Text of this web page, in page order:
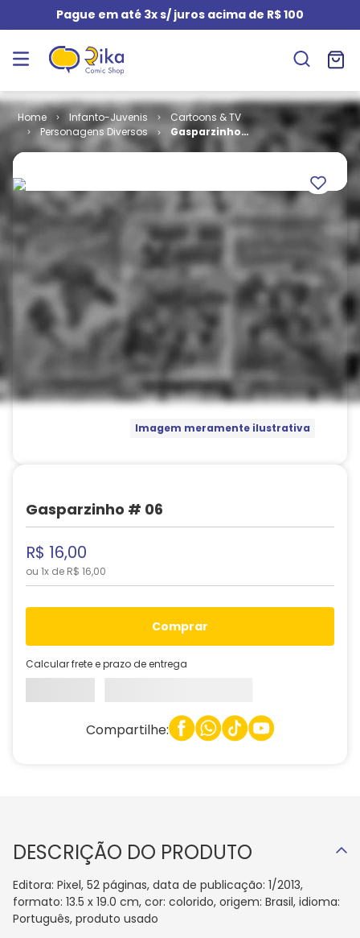
Pague em até 3x s/ juros acima de R$ 100
Infanto-Juvenis
Cartoons & TV
Personagens Diversos
Gasparzinho
Imagem meramente ilustrativa
Gasparzinho # 06
R$ 16,00
ou 1x de R$ 16,00
comprar
Calcular frete e prazo de entrega
Compartilhe:
DESCRIÇÃO DO PRODUTO
Editora: Pixel, 52 páginas, data de publicação: 1/2013,
formato: 13.5 x 19.0 cm, cor: colorido, origem: Brasil, idioma:
Português, produto usado